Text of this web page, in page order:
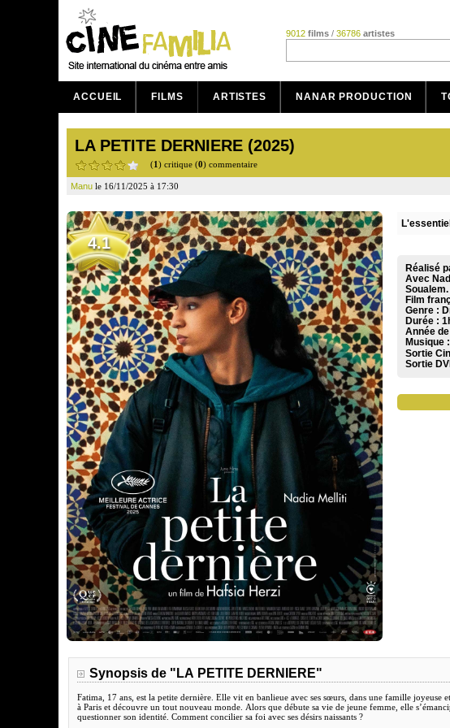
9012 films / 36786 artistes
ACCUEIL FILMS ARTISTES NANAR PRODUCTION
LA PETITE DERNIERE (2025)
(1) critique (0) commentaire
Manu le 16/11/2025 à 17:30
4.1
L'essentiel
Réalisé
Avec
Soualem.
Film
Genre :
Durée :
Année
Musique :
Sortie
Sortie
Synopsis de "LA PETITE DERNIERE"
Fatima, 17 ans, est la petite dernière. Elle vit en banlieue avec ses sœurs, dans une famille joyeuse
à Paris et découvre un tout nouveau monde. Alors que débute sa vie de jeune femme, elle
questionner son identité. Comment concilier sa foi avec ses désirs naissants ?